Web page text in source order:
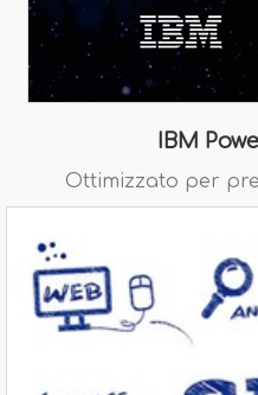
IBM
Ottimizzato per